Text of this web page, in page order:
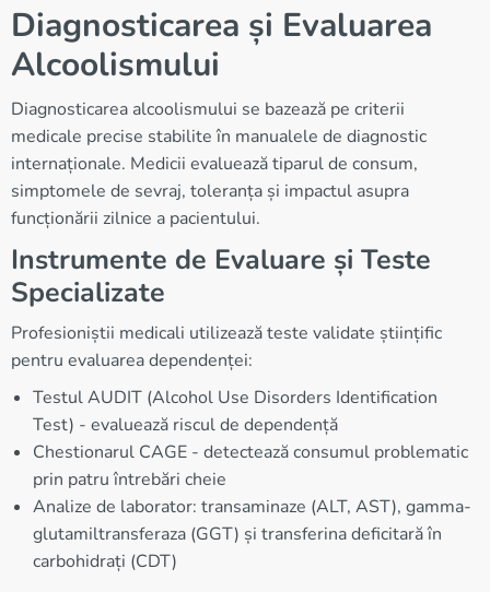
Diagnosticarea și Evaluarea
Alcoolismului
Diagnosticarea alcoolismului se bazează pe criterii
medicale precise stabilite în manualele de diagnostic
internaționale. Medicii evaluează tiparul de consum,
simptomele de sevraj, toleranța și impactul asupra
funcționării zilnice a pacientului.
Instrumente de Evaluare și Teste
Specializate
Profesioniștii medicali utilizează teste validate științific
pentru evaluarea dependenței:
Testul AUDIT (Alcohol Use Disorders Identification
Test) - evaluează riscul de dependență
Chestionarul CAGE - detectează consumul problematic
prin patru întrebări cheie
Analize de laborator: transaminaze (ALT, AST), gamma-
glutamiltransferaza (GGT) și transferina deficitară în
carbohidrați (CDT)